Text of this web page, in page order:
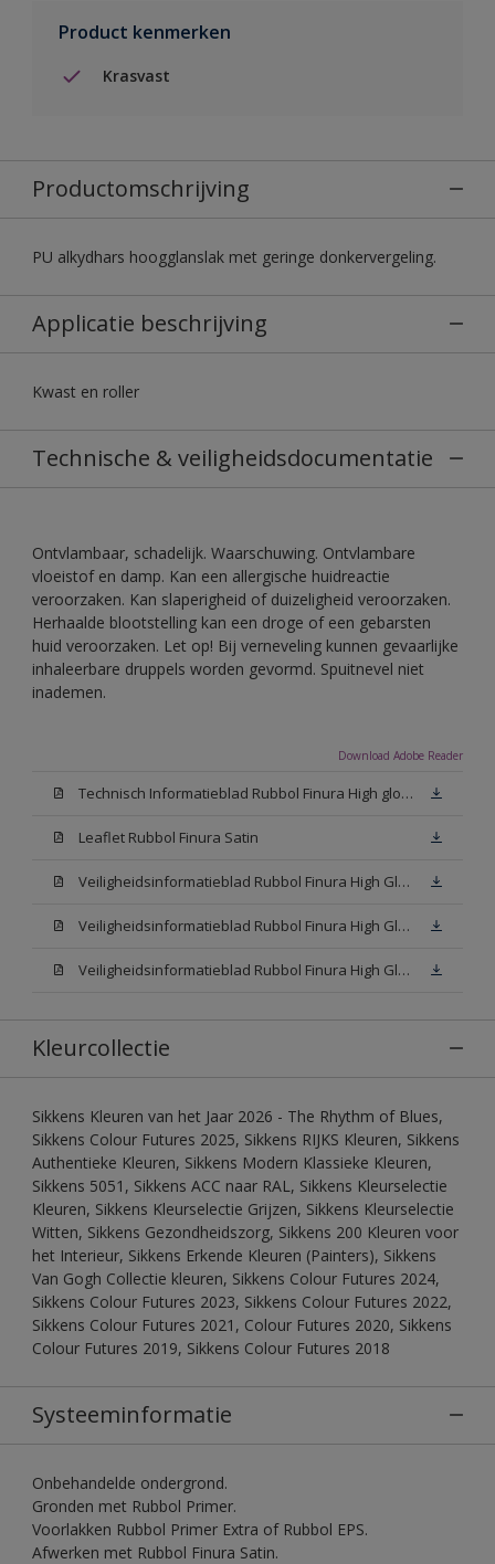
Product kenmerken
Krasvast
Productomschrijving
PU alkydhars hoogglanslak met geringe donkervergeling.
Applicatie beschrijving
Kwast en roller
Technische & veiligheidsdocumentatie
Ontvlambaar, schadelijk. Waarschuwing. Ontvlambare
vloeistof en damp. Kan een allergische huidreactie
veroorzaken. Kan slaperigheid of duizeligheid veroorzaken.
Herhaalde blootstelling kan een droge of een gebarsten
huid veroorzaken. Let op! Bij verneveling kunnen gevaarlijke
inhaleerbare druppels worden gevormd. Spuitnevel niet
inademen.
Download Adobe Reader
Technisch Informatieblad Rubbol Finura High gloss (PDF)
Leaflet Rubbol Finura Satin
Veiligheidsinformatieblad Rubbol Finura High Gloss W05 (MSDS)
Veiligheidsinformatieblad Rubbol Finura High Gloss White (MSDS)
Veiligheidsinformatieblad Rubbol Finura High Gloss N00 (MSDS)
Kleurcollectie
Sikkens Kleuren van het Jaar 2026 - The Rhythm of Blues,
Sikkens Colour Futures 2025, Sikkens RIJKS Kleuren, Sikkens
Authentieke Kleuren, Sikkens Modern Klassieke Kleuren,
Sikkens 5051, Sikkens ACC naar RAL, Sikkens Kleurselectie
Kleuren, Sikkens Kleurselectie Grijzen, Sikkens Kleurselectie
Witten, Sikkens Gezondheidszorg, Sikkens 200 Kleuren voor
het Interieur, Sikkens Erkende Kleuren (Painters), Sikkens
Van Gogh Collectie kleuren, Sikkens Colour Futures 2024,
Sikkens Colour Futures 2023, Sikkens Colour Futures 2022,
Sikkens Colour Futures 2021, Colour Futures 2020, Sikkens
Colour Futures 2019, Sikkens Colour Futures 2018
Systeeminformatie
Onbehandelde ondergrond.
Gronden met Rubbol Primer.
Voorlakken Rubbol Primer Extra of Rubbol EPS.
Afwerken met Rubbol Finura Satin.